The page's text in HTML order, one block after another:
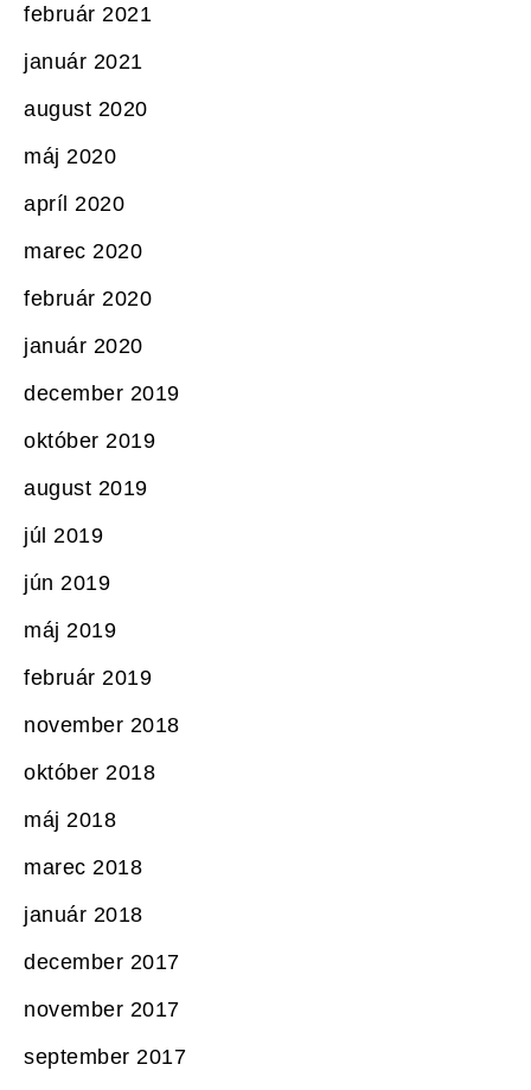
február 2021
január 2021
august 2020
máj 2020
apríl 2020
marec 2020
február 2020
január 2020
december 2019
október 2019
august 2019
júl 2019
jún 2019
máj 2019
február 2019
november 2018
október 2018
máj 2018
marec 2018
január 2018
december 2017
november 2017
september 2017